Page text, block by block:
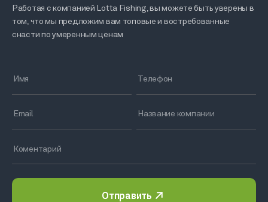
Работая с компанией Lotta Fishing, вы можете быть уверены в
том, что мы предложим вам топовые и востребованные
снасти по умеренным ценам
Отправить